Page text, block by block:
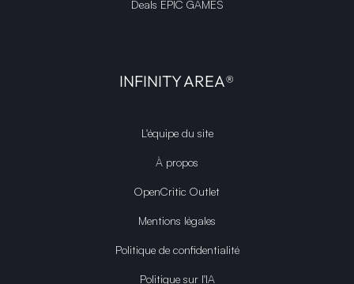
Deals EPIC GAMES
INFINITY AREA®
L'équipe du site
À propos
OpenCritic Outlet
Mentions légales
Politique de confidentialité
Politique sur l'IA